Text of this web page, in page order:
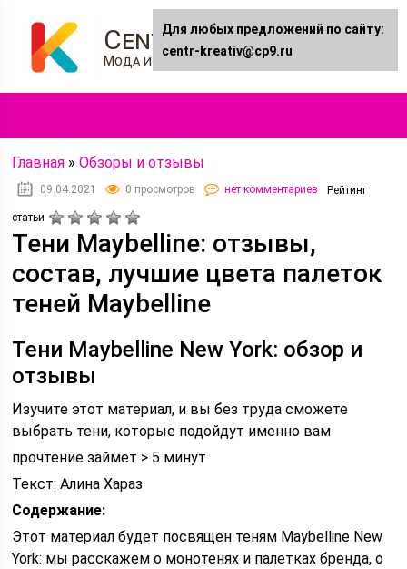
Centr-kreativ.ru
Мода и Стиль
Главная »Обзоры и отзывы
09.04.2021 0 просмотров нет комментариев Рейтинг
статьи
Тени Maybelline: отзывы,
состав, лучшие цвета палеток
теней Maybelline
Тени Maybelline New York: обзор и
отзывы
Изучите этот материал, и вы без труда сможете
выбрать тени, которые подойдут именно вам
прочтение займет > 5 минут
Текст: Алина Хараз
Содержание:
Этот материал будет посвящен теням Maybelline New
York: мы расскажем о монотенях и палетках бренда, о
Для любых предложений по сайту:
centr-kreativ@cp9.ru